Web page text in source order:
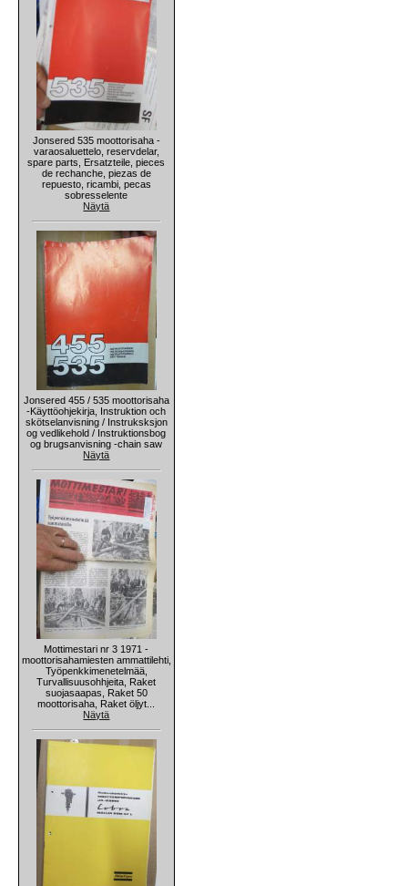
Jonsered 535 moottorisaha -
varaosaluettelo, reservdelar,
spare parts, Ersatzteile, pieces
de rechanche, piezas de
repuesto, ricambi, pecas
sobresselente
Näytä
Jonsered 455 / 535 moottorisaha
-Käyttöohjekirja, Instruktion och
skötselanvisning / Instruksksjon
og vedlikehold / Instruktionsbog
og brugsanvisning -chain saw
Näytä
Mottimestari nr 3 1971 -
moottorisahamiesten ammattilehti,
Työpenkkimenetelmää,
Turvallisuusohhjeita, Raket
suojasaapas, Raket 50
moottorisaha, Raket öljyt...
Näytä